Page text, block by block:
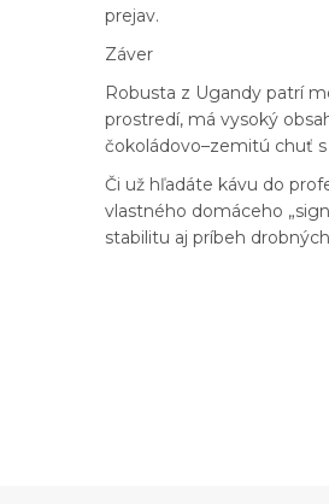
prejav.
Záver
Robusta z Ugandy patrí
prostredí, má vysoký
čokoládovo–zemitú chuť
Či už hľadáte kávu do
vlastného domáceho
stabilitu aj príbeh